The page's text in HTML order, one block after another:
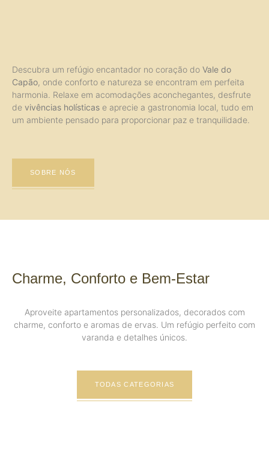
Descubra um refúgio encantador no coração do Vale do
Capão, onde conforto e natureza se encontram em perfeita
harmonia. Relaxe em acomodações aconchegantes, desfrute
de vivências holísticas e aprecie a gastronomia local, tudo em
um ambiente pensado para proporcionar paz e tranquilidade.
SOBRE NÓS
Charme, Conforto e Bem-Estar
Aproveite apartamentos personalizados, decorados com
charme, conforto e aromas de ervas. Um refúgio perfeito com
varanda e detalhes únicos.
TODAS CATEGORIAS